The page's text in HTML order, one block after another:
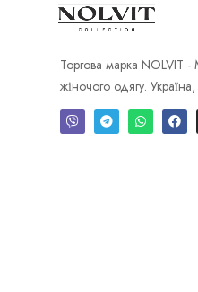
Торгова марка NOLVIT
жіночого одягу.